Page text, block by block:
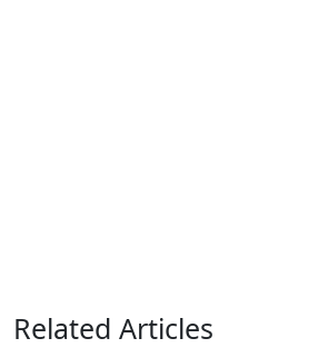
Related Articles